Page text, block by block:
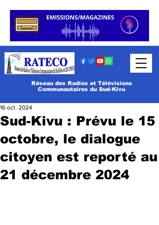
Réseau des Radios et Télévisions
Communautaires du Sud-Kivu
Sud-Kivu : Prévu le 15
octobre, le dialogue
citoyen est reporté au
21 décembre 2024
16 oct. 2024